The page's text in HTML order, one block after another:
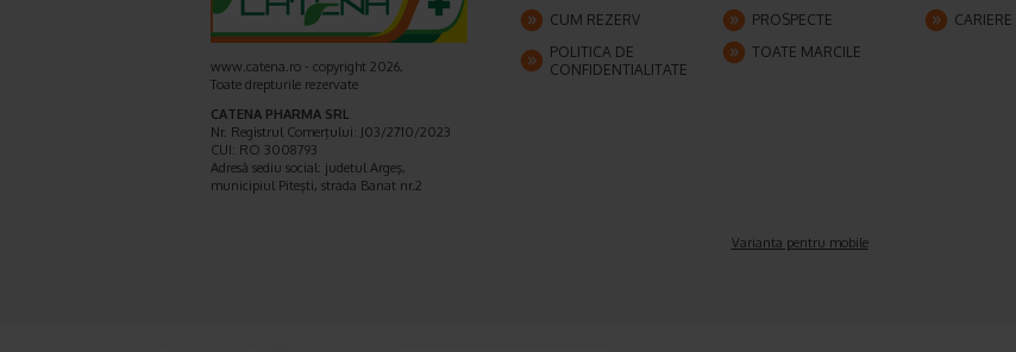
www.catena.ro - copyright 2026,
Toate drepturile rezervate
CATENA PHARMA SRL
Nr. Registrul Comerţului: J03/2710/2023
CUI: RO 3008793
Adresă sediu social: judetul Argeş,
municipiul Piteşti, strada Banat nr.2
CUM REZERV
PROSPECTE
CARIERE
POLITICA DE
CONFIDENTIALITATE
TOATE MARCILE
Varianta pentru mobile